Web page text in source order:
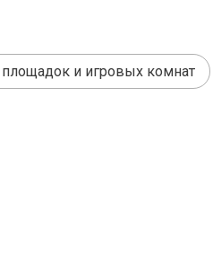
и игровых комнат